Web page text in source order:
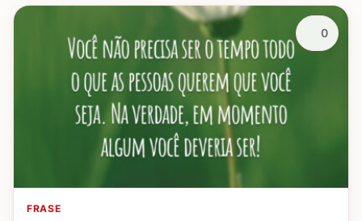
FRASE
0